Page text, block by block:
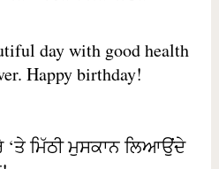
day with good health
Happy birthday!
‘ਤੇ ਮਿੱਠੀ ਮੁਸਕਾਨ ਲਿਆਉਂਦੇ